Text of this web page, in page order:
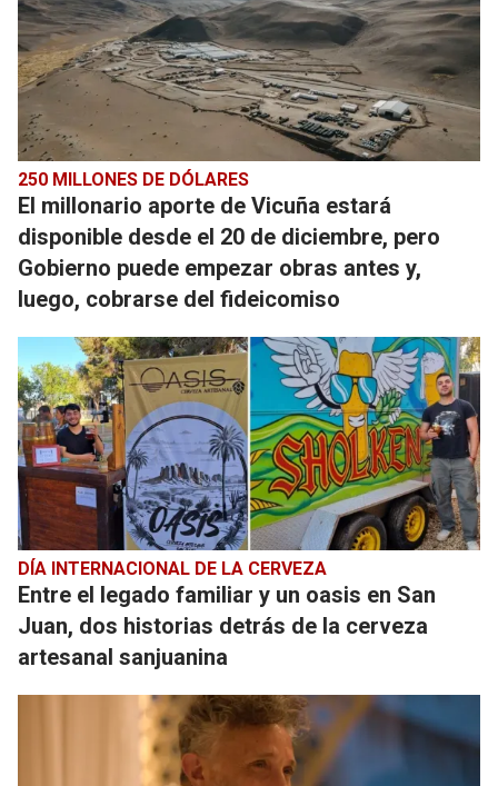
250 MILLONES DE DÓLARES
El millonario aporte de Vicuña estará
disponible desde el 20 de diciembre, pero
Gobierno puede empezar obras antes y,
luego, cobrarse del fideicomiso
DÍA INTERNACIONAL DE LA CERVEZA
Entre el legado familiar y un oasis en San
Juan, dos historias detrás de la cerveza
artesanal sanjuanina